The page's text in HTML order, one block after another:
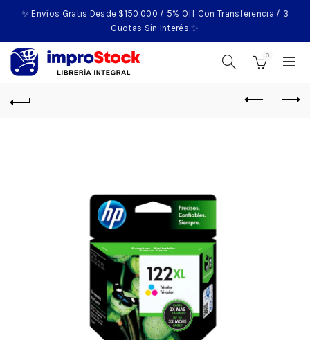
✨ Envíos Gratis Desde $150.000 / 5% Off Con Transferencia / 3
Cuotas Sin Interés ✨
0